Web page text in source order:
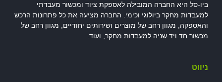
ביו-סל היא החברה המובילה לאספקת ציוד ומכשור מעבדתי
למעבדות מחקר ביולוגי וכימי. החברה מציעה את כל פתרונות הרכש
והאספקה, מגוון רחב של מוצרים ושירותים יחודיים, מגוון רחב של
מכשור חד ויד שניה למעבדות מחקר, ועוד.
ניווט